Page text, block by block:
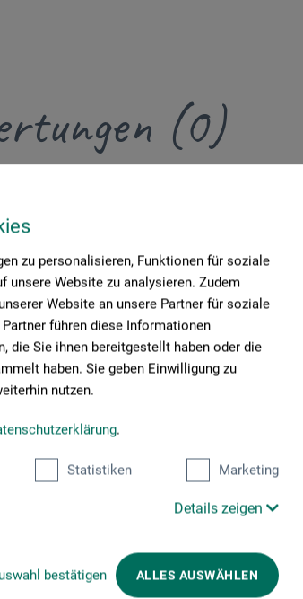
zu personalisieren, Funktionen für soziale
unsere Website zu analysieren. Zudem
Website an unsere Partner für soziale
führen diese Informationen
die Sie ihnen bereitgestellt haben oder die
haben. Sie geben Einwilligung zu
nutzen.
.
Statistiken Marketing
Details zeigen
bestätigen ALLES AUSWÄHLEN
(0)
zu diesem Produkt
BEWERTEN
auch